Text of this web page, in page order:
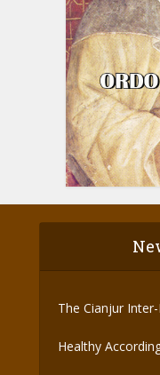
The Cianjur
Healthy